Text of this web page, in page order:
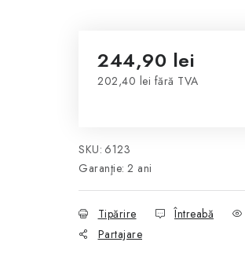
244,90 lei
202,40 lei fără TVA
SKU: 6123
Garanţie: 2 ani
Tipărire Întreabă
Partajare